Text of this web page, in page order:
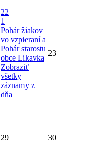
22
1
Pohár žiakov
vo vzpieraní a
Pohár starostu
obce Likavka
Zobraziť
všetky
záznamy z
dňa
23
29 30